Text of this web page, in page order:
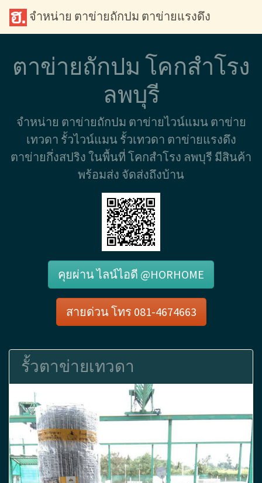
จำหน่าย ตาข่ายถักปม ตาข่ายแรงดึง
ตาข่ายถักปม โคกสำโรง
ลพบุรี
จำหน่าย ตาข่ายถักปม ตาข่ายไวน์แมน ตาข่าย
เทวดา รั้วไวน์แมน รั้วเทวดา ตาข่ายแรงดึง
ตาข่ายกึ่งสปริง ในพื้นที่ โคกสำโรง ลพบุรี มีสินค้า
พร้อมส่ง จัดส่งถึงบ้าน
คุยผ่าน ไลน์ไอดี @HORHOME
สายด่วน โทร 081-4674663
รั้วตาข่ายเทวดา